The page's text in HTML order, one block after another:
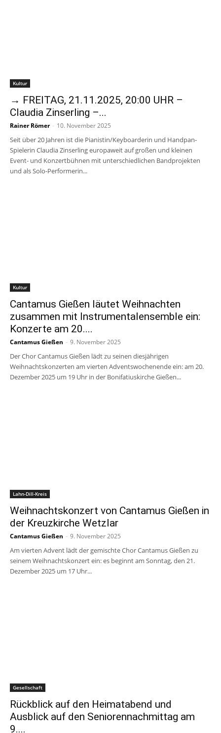
Kultur
→ FREITAG, 21.11.2025, 20:00 UHR –
Claudia Zinserling –...
Rainer Römer - 10. November 2025
Seit über 20 Jahren ist die Pianistin/Keyboarderin und Handpan-
Spielerin Claudia Zinserling europaweit auf großen und kleinen
Event- und Konzertbühnen mit unterschiedlichen Bandprojekten
und als Solo-Performerin...
Kultur
Cantamus Gießen läutet Weihnachten
zusammen mit Instrumentalensemble ein:
Konzerte am 20....
Cantamus Gießen - 9. November 2025
Der Chor Cantamus Gießen lädt zu seinen diesjährigen
Weihnachtskonzerten am vierten Adventswochenende ein: am 20.
Dezember 2025 um 19 Uhr in der Bonifatiuskirche Gießen...
Lahn-Dill-Kreis
Weihnachtskonzert von Cantamus Gießen in
der Kreuzkirche Wetzlar
Cantamus Gießen - 9. November 2025
Am vierten Advent lädt der gemischte Chor Cantamus Gießen zu
seinem Weihnachtskonzert ein: es beginnt am Sonntag, den 21.
Dezember 2025 um 17 Uhr...
Gesellschaft
Rückblick auf den Heimatabend und
Ausblick auf den Seniorennachmittag am
9....